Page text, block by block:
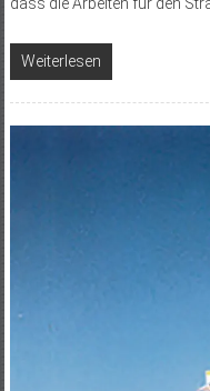
dass die Arbeiten für den
Weiterlesen